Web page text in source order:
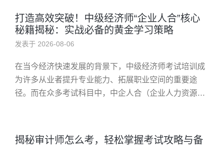
打造高效突破！中级经济师“企业人合”核心
秘籍揭秘：实战必备的黄金学习策略
发表于 2026-08-06
在当今经济快速发展的背景下，中级经济师考试培训成
为许多从业者提升专业能力、拓展职业空间的重要途
径。而在众多考试科目中，中企人合（企业人力资源与
揭秘审计师怎么考，轻松掌握考试攻略与备